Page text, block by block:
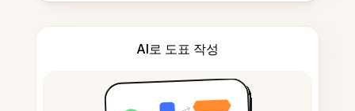
AI로 도표 작성